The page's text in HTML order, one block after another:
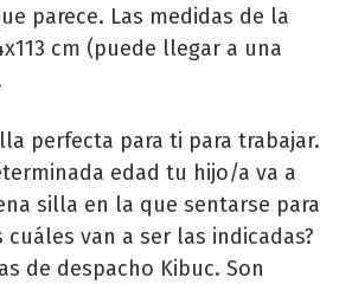
parece. Las medidas de la
cm (puede llegar a una
perfecta para ti para trabajar.
edad tu hijo/a va a
silla en la que sentarse para
cuáles van a ser las indicadas?
de despacho Kibuc. Son